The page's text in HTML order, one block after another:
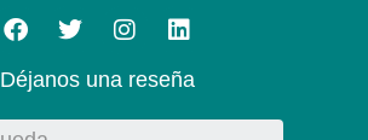
Déjanos una reseña